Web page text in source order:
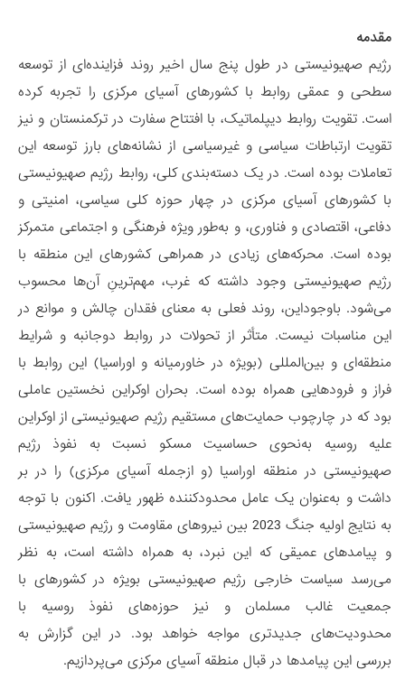
مقدمه
رژیم صهیونیستی در طول پنج سال اخیر روند فزاینده‌ای از توسعه
سطحی و عمقی روابط با کشورهای آسیای مرکزی را تجربه کرده
است. تقویت روابط دیپلماتیک، با افتتاح سفارت در ترکمنستان و نیز
تقویت ارتباطات سیاسی و غیرسیاسی از نشانه‌های بارز توسعه این
تعاملات بوده است. در یک دسته‌بندی کلی، روابط رژیم صهیونیستی
با کشورهای آسیای مرکزی در چهار حوزه کلی سیاسی، امنیتی و
دفاعی، اقتصادی و فناوری، و به‌طور ویژه فرهنگی و اجتماعی متمرکز
بوده است. محرکه‌های زیادی در همراهی کشورهای این منطقه با
رژیم صهیونیستی وجود داشته که غرب، مهم‌ترینِ آن‌ها محسوب
می‌شود. با‌وجوداین، روند فعلی به معنای فقدان چالش و موانع در
این مناسبات نیست. متأثر از تحولات در روابط دوجانبه و شرایط
منطقه‌ای و بین‌المللی (بویژه در خاورمیانه و اوراسیا) این روابط با
فراز و فرودهایی همراه بوده است. بحران اوکراین نخستین عاملی
بود که در چارچوب حمایت‌های مستقیم رژیم صهیونیستی از اوکراین
علیه روسیه به‌نحوی حساسیت مسکو نسبت به نفوذ رژیم
صهیونیستی در منطقه اوراسیا (و ازجمله آسیای مرکزی) را در بر
داشت و به‌عنوان یک عامل محدودکننده ظهور یافت. اکنون با توجه
به نتایج اولیه جنگ 2023 بین نیروهای مقاومت و رژیم صهیونیستی
و پیامدهای عمیقی که این نبرد، به همراه داشته است، به نظر
می‌رسد سیاست خارجی رژیم صهیونیستی بویژه در کشورهای با
جمعیت غالب مسلمان و نیز حوزه‌های نفوذ روسیه با
محدودیت‌های جدیدتری مواجه خواهد بود. در این گزارش به
بررسی این پیامدها در قبال منطقه آسیای مرکزی می‌پردازیم.